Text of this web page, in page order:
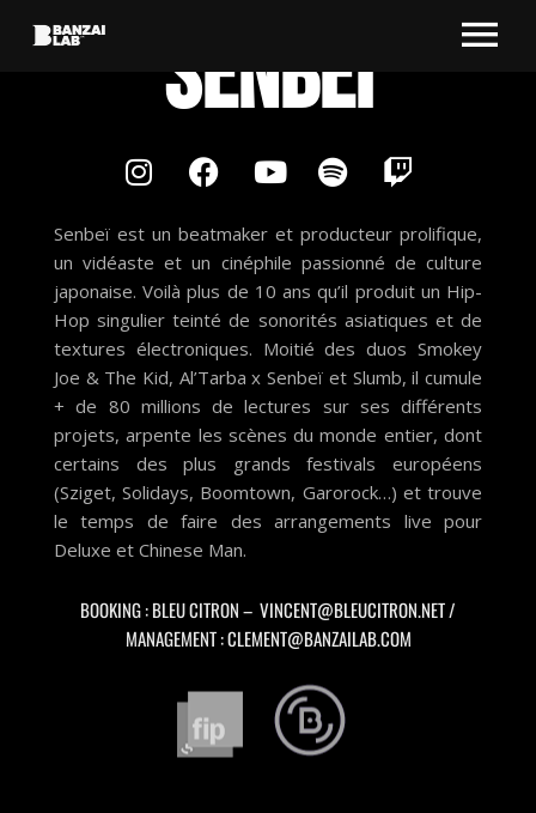
Senbeï
Senbeï est un beatmaker et producteur prolifique,
un vidéaste et un cinéphile passionné de culture
japonaise. Voilà plus de 10 ans qu’il produit un Hip-
Hop singulier teinté de sonorités asiatiques et de
textures électroniques. Moitié des duos Smokey
Joe & The Kid, Al’Tarba x Senbeï et Slumb, il cumule
+ de 80 millions de lectures sur ses différents
projets, arpente les scènes du monde entier, dont
certains des plus grands festivals européens
(Sziget, Solidays, Boomtown, Garorock…) et trouve
le temps de faire des arrangements live pour
Deluxe et Chinese Man.
BOOKING : BLEU CITRON – VINCENT@BLEUCITRON.NET/
MANAGEMENT :CLEMENT@BANZAILAB.COM